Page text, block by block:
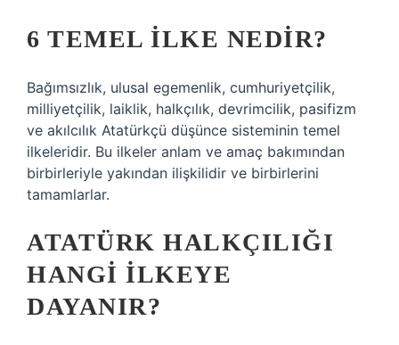
6 TEMEL İLKE NEDIR?
Bağımsızlık, ulusal egemenlik, cumhuriyetçilik,
milliyetçilik, laiklik, halkçılık, devrimcilik, pasifizm
ve akılcılık Atatürkçü düşünce sisteminin temel
ilkeleridir. Bu ilkeler anlam ve amaç bakımından
birbirleriyle yakından ilişkilidir ve birbirlerini
tamamlarlar.
ATATÜRK HALKÇILIĞI
HANGI ILKEYE
DAYANIR?